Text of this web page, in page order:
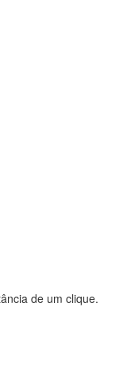
de um clique.